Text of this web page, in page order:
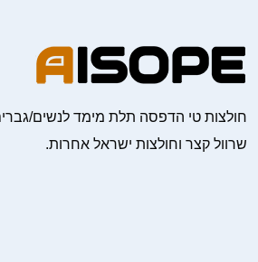
חולצות טי הדפסה תלת מימד לנשים/
שרוול קצר וחולצות ישראל אחרות.